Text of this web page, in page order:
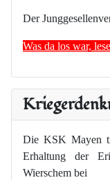
Der
Was da los war,
Die KSK Mayen
Erhaltung der
Wierschem bei